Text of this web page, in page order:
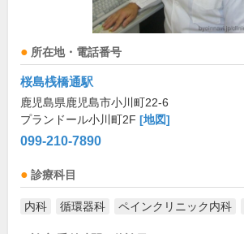
所在地・電話番号
桜島桟橋通駅
鹿児島県鹿児島市小川町22-6
プランドール小川町2F [地図]
099-210-7890
診療科目
内科 循環器科 ペインクリニック内科